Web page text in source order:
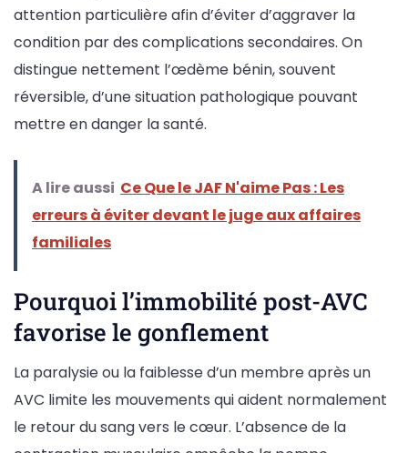
attention particulière afin d’éviter d’aggraver la
condition par des complications secondaires. On
distingue nettement l’œdème bénin, souvent
réversible, d’une situation pathologique pouvant
mettre en danger la santé.
A lire aussi Ce Que le JAF N'aime Pas : Les
erreurs à éviter devant le juge aux affaires
familiales
Pourquoi l’immobilité post-AVC
favorise le gonflement
La paralysie ou la faiblesse d’un membre après un
AVC limite les mouvements qui aident normalement
le retour du sang vers le cœur. L’absence de la